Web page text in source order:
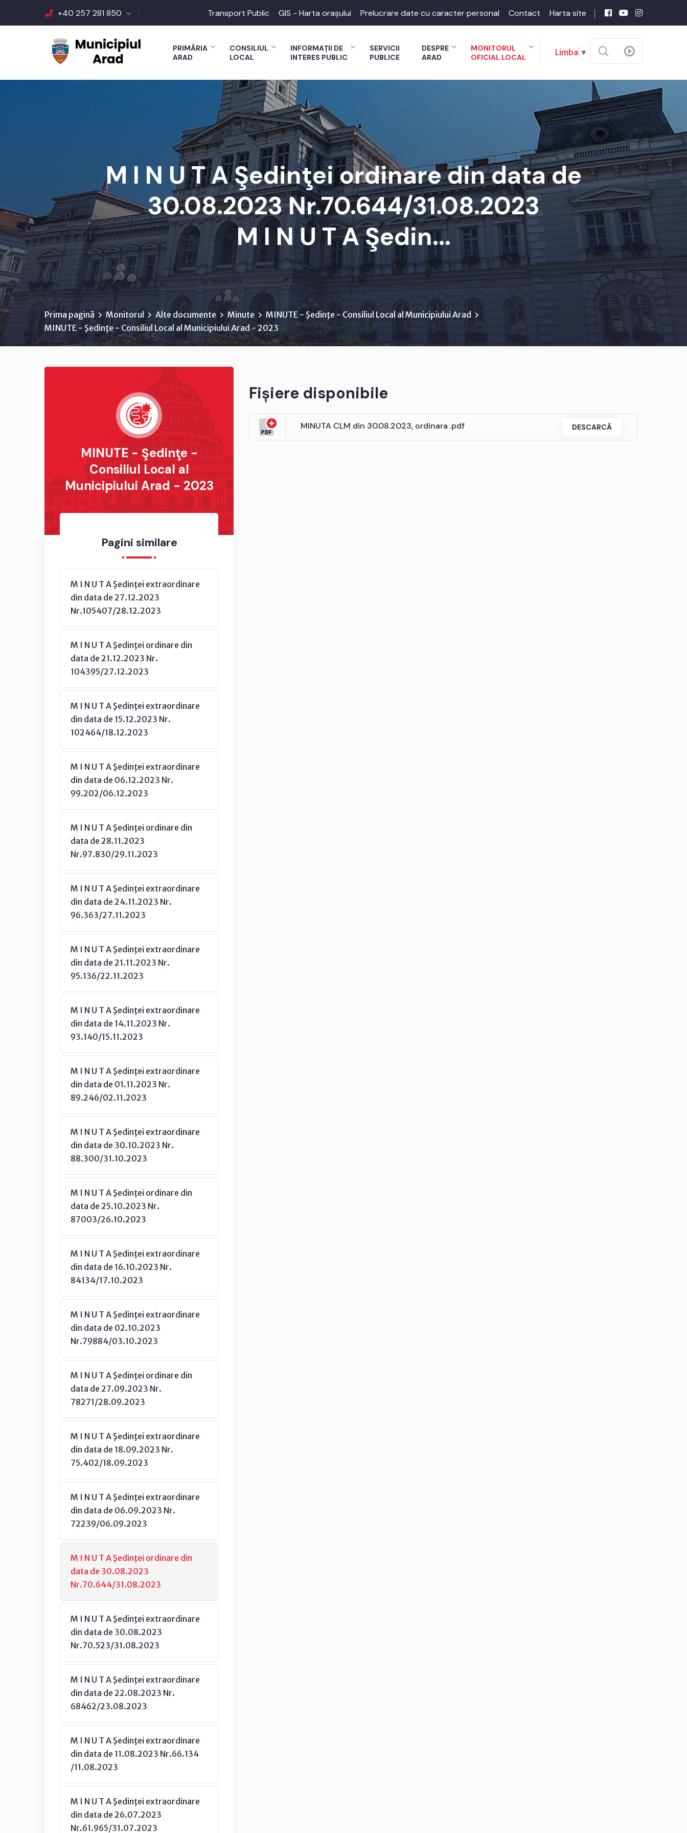
+40 257 281 850 Transport Public GIS - Harta orașului Prelucrare date cu caracter personal Contact Harta site
PRIMĂRIA
ARAD
CONSILIUL
LOCAL
INFORMAȚII DE
INTERES PUBLIC
SERVICII
PUBLICE
DESPRE
ARAD
MONITORUL
OFICIAL LOCAL
Limba ▼
M I N U T A Şedinţei ordinare din data de
30.08.2023 Nr.70.644/31.08.2023
M I N U T A Şedin...
Prima pagină Monitorul Alte documente Minute
MINUTE - Şedinţe - Consiliul Local al Municipiului Arad
MINUTE - Şedinţe - Consiliul Local al Municipiului Arad - 2023
MINUTE - Şedinţe -
Consiliul Local al
Municipiului Arad - 2023
Pagini similare
M I N U T A Şedinţei extraordinare
din data de 27.12.2023
Nr.105407/28.12.2023
M I N U T A Şedinţei ordinare din
data de 21.12.2023 Nr.
104395/27.12.2023
M I N U T A Şedinţei extraordinare
din data de 15.12.2023 Nr.
102464/18.12.2023
M I N U T A Şedinţei extraordinare
din data de 06.12.2023 Nr.
99.202/06.12.2023
M I N U T A Şedinţei ordinare din
data de 28.11.2023
Nr.97.830/29.11.2023
M I N U T A Şedinţei extraordinare
din data de 24.11.2023 Nr.
96.363/27.11.2023
M I N U T A Şedinţei extraordinare
din data de 21.11.2023 Nr.
95.136/22.11.2023
M I N U T A Şedinţei extraordinare
din data de 14.11.2023 Nr.
93.140/15.11.2023
M I N U T A Şedinţei extraordinare
din data de 01.11.2023 Nr.
89.246/02.11.2023
M I N U T A Şedinţei extraordinare
din data de 30.10.2023 Nr.
88.300/31.10.2023
M I N U T A Şedinţei ordinare din
data de 25.10.2023 Nr.
87003/26.10.2023
M I N U T A Şedinţei extraordinare
din data de 16.10.2023 Nr.
84134/17.10.2023
M I N U T A Şedinţei extraordinare
din data de 02.10.2023
Nr.79884/03.10.2023
M I N U T A Şedinţei ordinare din
data de 27.09.2023 Nr.
78271/28.09.2023
M I N U T A Şedinţei extraordinare
din data de 18.09.2023 Nr.
75.402/18.09.2023
M I N U T A Şedinţei extraordinare
din data de 06.09.2023 Nr.
72239/06.09.2023
M I N U T A Şedinţei ordinare din
data de 30.08.2023
Nr.70.644/31.08.2023
M I N U T A Şedinţei extraordinare
din data de 30.08.2023
Nr.70.523/31.08.2023
M I N U T A Şedinţei extraordinare
din data de 22.08.2023 Nr.
68462/23.08.2023
M I N U T A Şedinţei extraordinare
din data de 11.08.2023 Nr.66.134
/11.08.2023
M I N U T A Şedinţei extraordinare
din data de 26.07.2023
Nr.61.965/31.07.2023
Fișiere disponibile
MINUTA CLM din 30.08.2023, ordinara .pdf DESCARCĂ